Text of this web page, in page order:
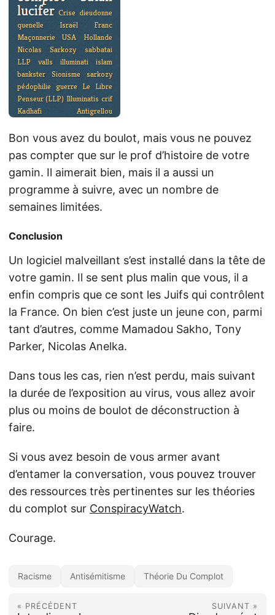
Bon vous avez du boulot, mais vous ne pouvez
pas compter que sur le prof d’histoire de votre
gamin. Il aimerait bien, mais il a aussi un
programme à suivre, avec un nombre de
semaines limitées.
Conclusion
Un logiciel malveillant s’est installé dans la tête de
votre gamin. Il se sent plus malin que vous, il a
enfin compris que ce sont les Juifs qui contrôlent
la France. On bien c’est juste un jeune con, parmi
tant d’autres, comme Mamadou Sakho, Tony
Parker, Nicolas Anelka.
Dans tous les cas, rien n’est perdu, mais suivant
la durée de l’exposition au virus, vous allez avoir
plus ou moins de boulot de déconstruction à
faire.
Si vous avez besoin de vous armer avant
d’entamer la conversation, vous pouvez trouver
des ressources très pertinentes sur les théories
du complot sur ConspiracyWatch.
Courage.
Racisme Antisémitisme Théorie Du Complot
« PRÉCÉDENT SUIVANT »